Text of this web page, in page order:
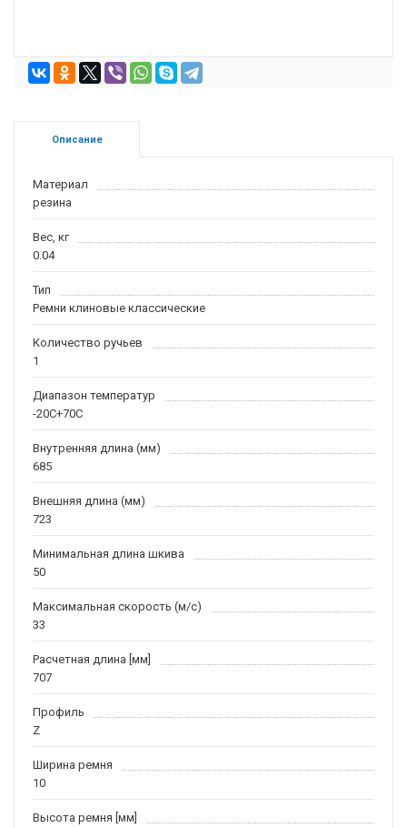
Описание
Материал
резина
Вес, кг
0.04
Тип
Ремни клиновые классические
Количество ручьев
1
Диапазон температур
-20С+70С
Внутренняя длина (мм)
685
Внешняя длина (мм)
723
Минимальная длина шкива
50
Максимальная скорость (м/c)
33
Расчетная длина [мм]
707
Профиль
Z
Ширина ремня
10
Высота ремня [мм]